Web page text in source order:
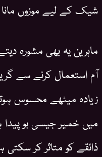
شیک کے لیے موزوں مانا
ماہرین یہ بھی مشورہ
آم استعمال کرنے سے
زیادہ میٹھے محسوس
میں خمیر جیسی بو
ذائقے کو متاثر کر سکتی